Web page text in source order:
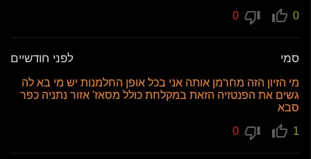
0
סמי לפני חודשיים
מי הזיון הזה מחרמן אותה אני בכל אופן החלמנות יש מי בא לה
גשים את הפנטזיה הזאת במקלחת כולל מסאז' אזור נתניה כפר
סבא
1